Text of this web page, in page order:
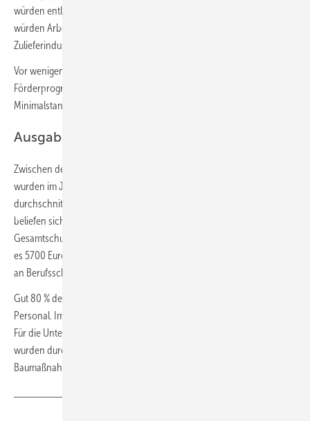
würden entlastet, der Unterrichtsausfall würde verringert und es
würden Arbeitsplätze bei Planung, Installation, Geräte- und
Zulieferindustrie gesichert.
Vor wenigen Tagen hat ein FGK-Appell die Politik aufgefordert,
Förderprogramme für die Schullüftung aufzulegen und einen
Minimalstandard für die Raumluftqualität in Schulräumen festzulegen.
Ausgaben für öffentliche Schulen
Zwischen den Schularten variierten die Pro-Kopf-Ausgaben: So
wurden im Jahr 2019 an allgemeinbildenden Schulen insgesamt
durchschnittlich 8900 Euro/Schüler aufgewendet. An Grundschulen
beliefen sich die Ausgaben auf 7100 Euro/Schüler und an Integrierten
Gesamtschulen auf 9500 Euro/Schüler. An beruflichen Schulen waren
es 5700 Euro/Schüler. Dies ist insbesondere auf den Teilzeitunterricht
an Berufsschulen im dualen Ausbildungssystem zurückzuführen.
Gut 80 % der Ausgaben für öffentliche Schulen entfiel auf das
Personal. Im Bundesdurchschnitt entspricht dies 6600 Euro/Schüler.
Für die Unterhaltung der Schulgebäude, Lehrmittel und dergleichen
wurden durchschnittlich 1000 Euro/Schüler ausgegeben und für
Baumaßnahmen sowie andere Sachinvestitionen 600 Euro/Schüler.